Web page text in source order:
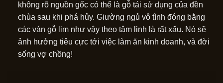
không rõ nguồn gốc có thể là gỗ tái sử dụng của đền
chùa sau khi phá hủy. Giường ngủ vô tình đóng bằng
các ván gỗ lim như vậy theo tâm linh là rất xấu. Nó sẽ
ảnh hưởng tiêu cực tới việc làm ăn kinh doanh, và đời
sống vợ chồng!